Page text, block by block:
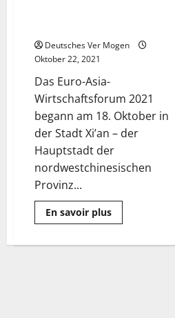
Deutsches Ver Mogen
Oktober 22, 2021
Das Euro-Asia-
Wirtschaftsforum 2021
begann am 18. Oktober in
der Stadt Xi’an – der
Hauptstadt der
nordwestchinesischen
Provinz...
En savoir plusMehr
Informationen
(Shaanxi)